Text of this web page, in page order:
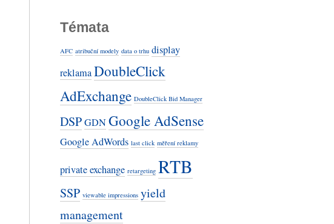
Témata
AFC atribuční modely data o trhu display
reklamaDoubleClick
AdExchange DoubleClick Bid Manager
DSPGDNGoogle AdSense
Google AdWords last click měření reklamy
private exchange retargeting RTB
SSP viewable impressions yield
management